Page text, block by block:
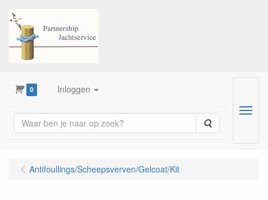
0 Inloggen
Zoeken
Menu
Antifoullings/Scheepsverven/Gelcoat/Kit